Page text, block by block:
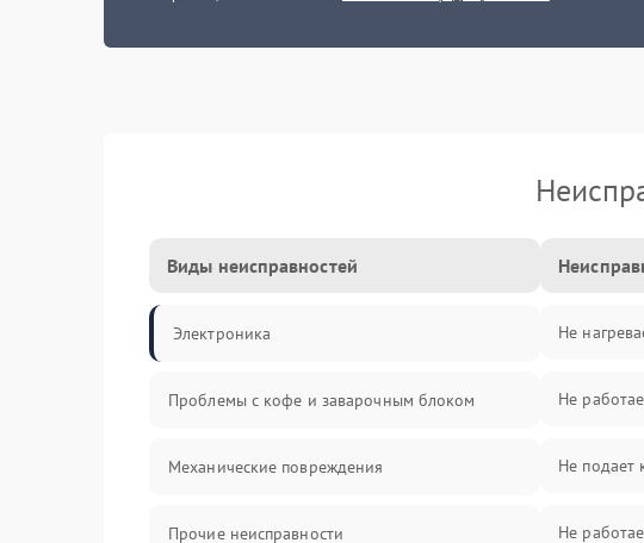
Виды неисправностей
Электроника
Проблемы с кофе и заварочным блоком
Механические повреждения
Прочие неисправности
Не
Не
Не подает
Не